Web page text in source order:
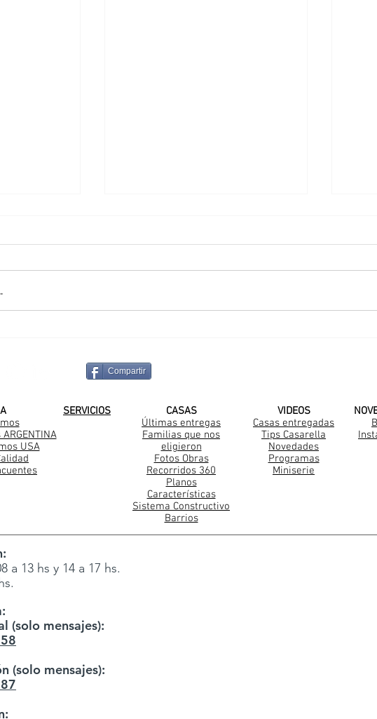
Compartir
Construccion Steel Frame
USA
SERVICIOS
CASAS
Últimas entregas
Familias que nos
eligieron
Fotos Obras
Recorridos 360
Planos
Características
Sistema Constructivo
Barrios
VIDEOS
Casas entregadas
Tips Casarella
Novedades
Programas
Miniserie
a 13 hs y 14 a 17 hs.
(solo mensajes):
(solo mensajes):